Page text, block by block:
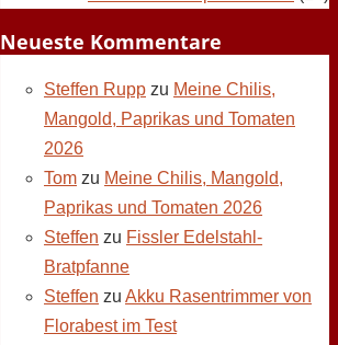
Neueste Kommentare
Steffen Rupp zu Meine Chilis,
Mangold, Paprikas und Tomaten
2026
Tom zu Meine Chilis, Mangold,
Paprikas und Tomaten 2026
Steffen zu Fissler Edelstahl-
Bratpfanne
Steffen zu Akku Rasentrimmer von
Florabest im Test